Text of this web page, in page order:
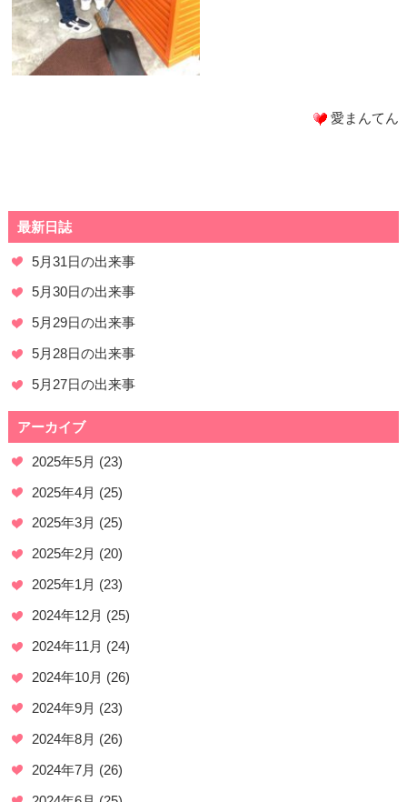
愛まんてん
最新日誌
5月31日の出来事
5月30日の出来事
5月29日の出来事
5月28日の出来事
5月27日の出来事
アーカイブ
2025年5月 (23)
2025年4月 (25)
2025年3月 (25)
2025年2月 (20)
2025年1月 (23)
2024年12月 (25)
2024年11月 (24)
2024年10月 (26)
2024年9月 (23)
2024年8月 (26)
2024年7月 (26)